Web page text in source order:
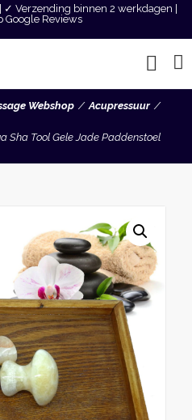
Verzending binnen 2 werkdagen |
Reviews
Webshop Acupressuur
Sha Tool Gele Jade Paddenstoel